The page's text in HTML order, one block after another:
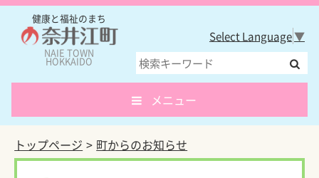
健康と福祉のまち
NAIE TOWN
HOKKAIDO
Select Language▼
メニュー
トップページ 町からのお知らせ